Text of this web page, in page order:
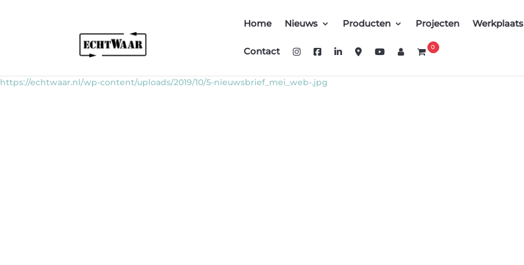
Home Nieuws Producten Projecten Werkplaats
Contact 0
https://echtwaar.nl/wp-content/uploads/2019/10/5-nieuwsbrief_mei_web-.jpg